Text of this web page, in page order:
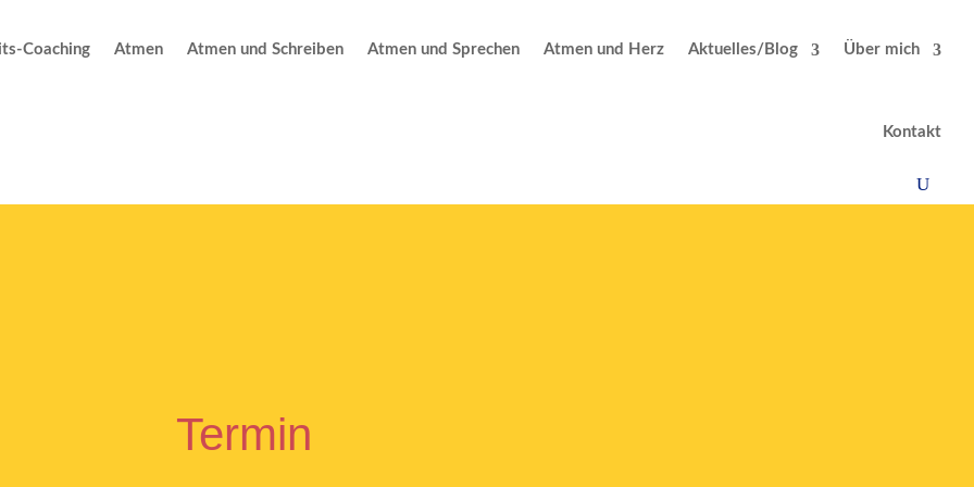
Coaching Atmen Atmen und Schreiben Atmen und Sprechen Atmen und Herz Aktuelles/Blog Über mich
Kontakt
Termin